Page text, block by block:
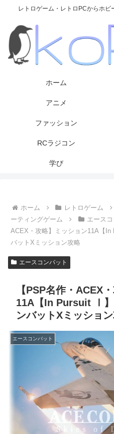
レトロゲーム・レトロPCからホ
ホーム
アニメ
ファッション
RCラジコン
学び
ホーム レトロゲーム
ーティングゲーム
エース
ACEX・攻略】ミッション11A【
バットXミッション攻略
エースコンバット
【PSP名作・ACEX
11A【In Pursuit Ⅰ】
ンバットXミッショ
エースコンバット